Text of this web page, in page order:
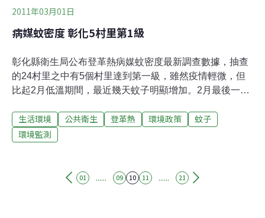
2011年03月01日
病媒蚊密度 彰化5村里第1級
彰化縣衛生局公布登革熱病媒蚊密度最新調查數據，抽查
的24村里之中有5個村里達到第一級，雖然疫情輕微，但
比起2月低溫期間，最近幾天蚊子明顯增加。2月最後一周
里、秀水鄉金陵村、社頭鄉松竹村、伸港鄉曾家村達到第
一級。根據衛政單位的定義，第一級疫情雖不易造成大流
出現發燒、頭痛、全身倦怠、肌肉痠痛或關節痠痛等症
生活環境 公共衛生 登革熱 環境政策
蚊子
環境監測
01 ...... 09 10 11 ...... 21